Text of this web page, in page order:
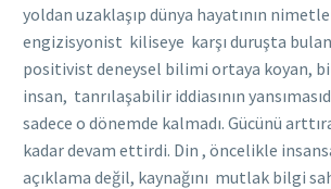
yoldan uzaklaşıp dünya hayatının
engizisyonist kiliseye karşı duruşta
positivist deneysel bilimi ortaya koyan,
insan, tanrılaşabilir iddiasının
sadece o dönemde kalmadı. Gücünü
kadar devam ettirdi. Din , öncelikle
açıklama değil, kaynağını mutlak bilgi